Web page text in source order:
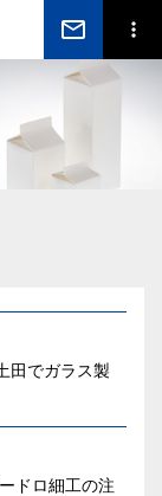
mail_outline
田でガラス製
ドロ細工の注